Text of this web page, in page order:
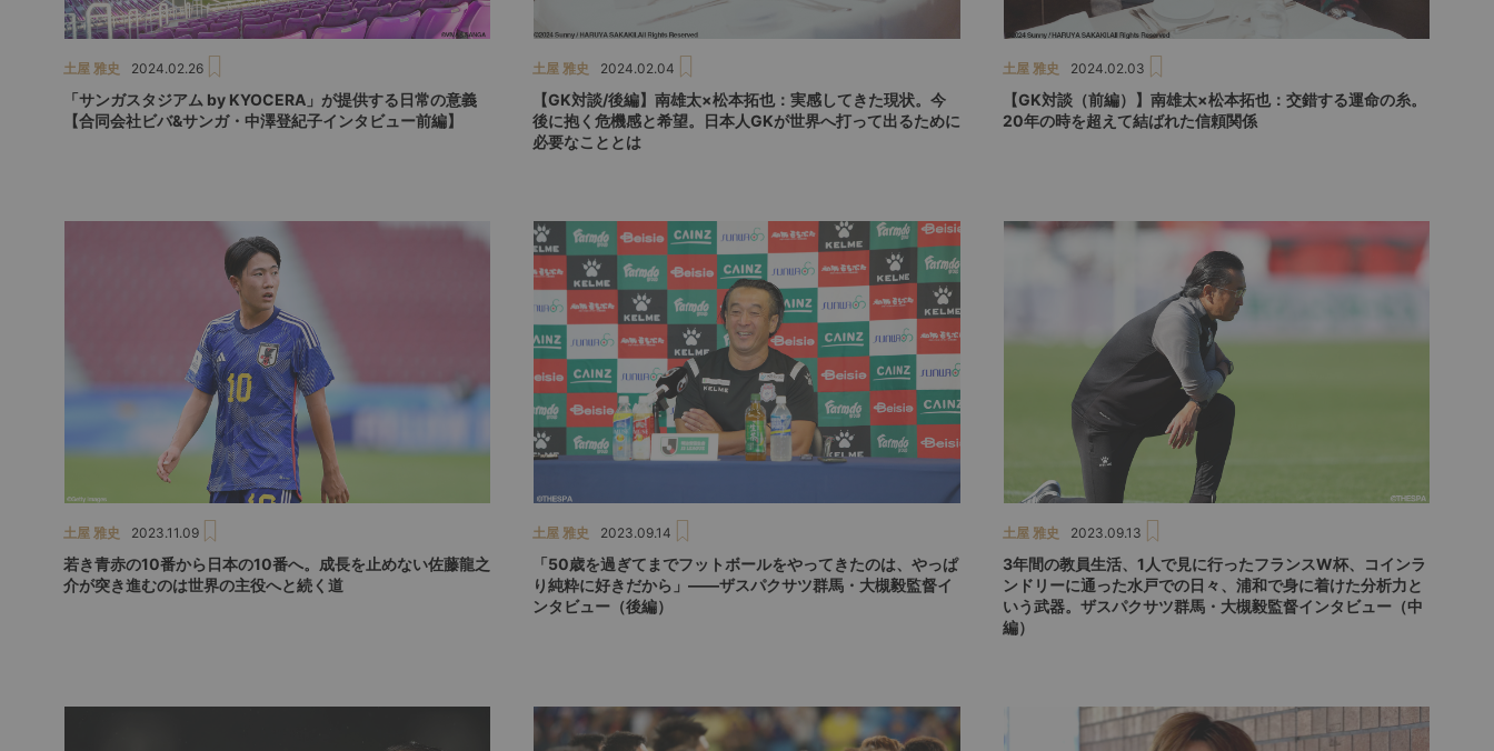
土屋 雅史 2024.02.26
「サンガスタジアム by KYOCERA」が提供する日常の意義
【合同会社ビバ&サンガ・中澤登紀子インタビュー前編】
土屋 雅史 2024.02.04
【GK対談/後編】南雄太×松本拓也：実感してきた現状。今
後に抱く危機感と希望。日本人GKが世界へ打って出るために
必要なこととは
土屋 雅史 2024.02.03
【GK対談（前編）】南雄太×松本拓也：交錯する運命の糸。
20年の時を超えて結ばれた信頼関係
土屋 雅史 2023.11.09
若き青赤の10番から日本の10番へ。成長を止めない佐藤龍之
介が突き進むのは世界の主役へと続く道
土屋 雅史 2023.09.14
「50歳を過ぎてまでフットボールをやってきたのは、やっぱ
り純粋に好きだから」――ザスパクサツ群馬・大槻毅監督イ
ンタビュー（後編）
土屋 雅史 2023.09.13
3年間の教員生活、1人で見に行ったフランスW杯、コインラ
ンドリーに通った水戸での日々、浦和で身に着けた分析力と
いう武器。ザスパクサツ群馬・大槻毅監督インタビュー（中
編）